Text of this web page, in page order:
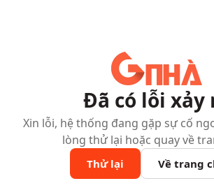
Đã có lỗi xảy
Xin lỗi, hệ thống đang gặp sự cố
lòng thử lại hoặc quay về
Thử lại Về trang